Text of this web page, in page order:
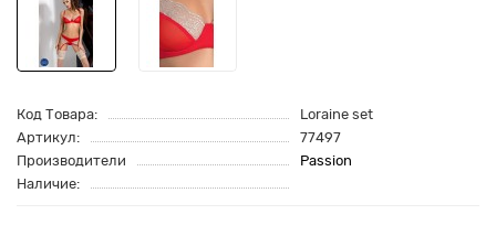
Код Товара:
Loraine set
Артикул:
77497
Производители
Passion
Наличие: